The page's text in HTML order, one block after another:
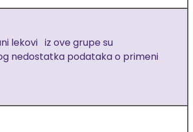
lekovi iz ove grupe su
nedostatka podataka o primeni